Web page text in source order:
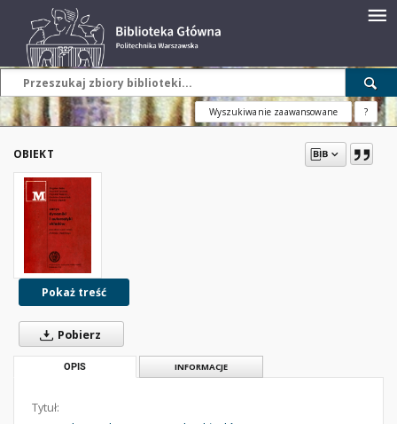
Wyszukiwanie zaawansowane ?
OBIEKT
Pokaż treść
Pobierz
OPIS INFORMACJE
Tytuł: